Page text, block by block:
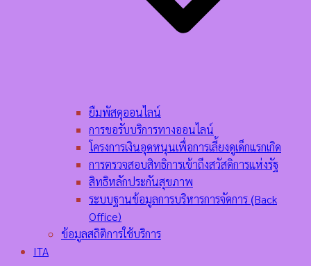
ยืมพัสดุออนไลน์
การขอรับบริการทางออนไลน์
โครงการเงินอุดหนุนเพื่อการเลี้ยงดูเด็กแรกเกิด
การตรวจสอบสิทธิการเข้าถึงสวัสดิการแห่งรัฐ
สิทธิหลักประกันสุขภาพ
ระบบฐานข้อมูลการบริหารการจัดการ (ฺBack
Office)
ข้อมูลสถิติการใช้บริการ
ITA